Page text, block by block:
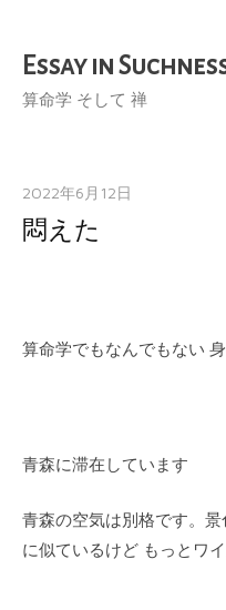
コ
ン
へ
ス
Essay in
算命学 そして 禅
2022年6月12日
悶えた
算命学でもなんでもない
青森に滞在しています
青森の空気は別格です。
に似ているけど もっとワ